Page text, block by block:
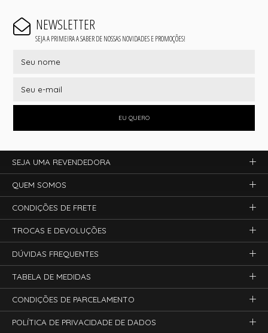
NEWSLETTER
SEJA A PRIMEIRA A SABER DE NOSSAS NOVIDADES E PROMOÇÕES!
EU QUERO
SEJA UMA REVENDEDORA
QUEM SOMOS
CONDIÇÕES DE FRETE
TROCAS E DEVOLUÇÕES
DÚVIDAS FREQUENTES
TABELA DE MEDIDAS
CONDIÇÕES DE PARCELAMENTO
POLÍTICA DE PRIVACIDADE DE DADOS